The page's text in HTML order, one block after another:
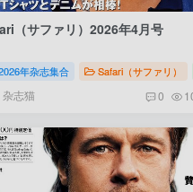
（サファリ）2026
（サファリ）2026年4月号
年杂志集合 Safari（サファリ）
杂志猫 0